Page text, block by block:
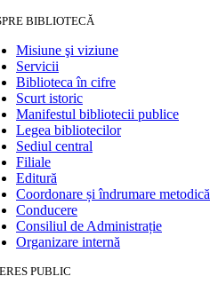
BIBLIOTECĂ
Misiune şi viziune
Servicii
Biblioteca în cifre
Scurt istoric
Manifestul bibliotecii publice
Legea bibliotecilor
Sediul central
Filiale
Editură
Coordonare și îndrumare metodică
Conducere
Consiliul de Administrație
Organizare internă
PUBLIC